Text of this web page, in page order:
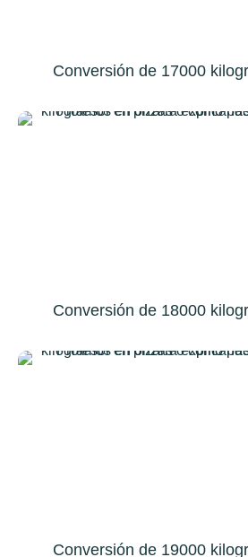
Conversión de 17000
Conversión de 18000
Conversión de 19000